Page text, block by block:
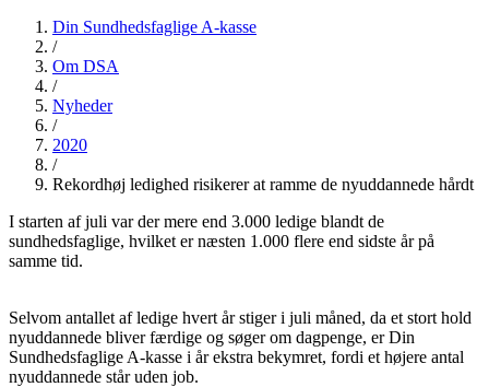
Din Sundhedsfaglige A-kasse
/
Om DSA
/
Nyheder
/
2020
/
Rekordhøj ledighed risikerer at ramme de nyuddannede hårdt
I starten af juli var der mere end 3.000 ledige blandt de
sundhedsfaglige, hvilket er næsten 1.000 flere end sidste år på
samme tid.
Selvom antallet af ledige hvert år stiger i juli måned, da et stort hold
nyuddannede bliver færdige og søger om dagpenge, er Din
Sundhedsfaglige A-kasse i år ekstra bekymret, fordi et højere antal
nyuddannede står uden job.